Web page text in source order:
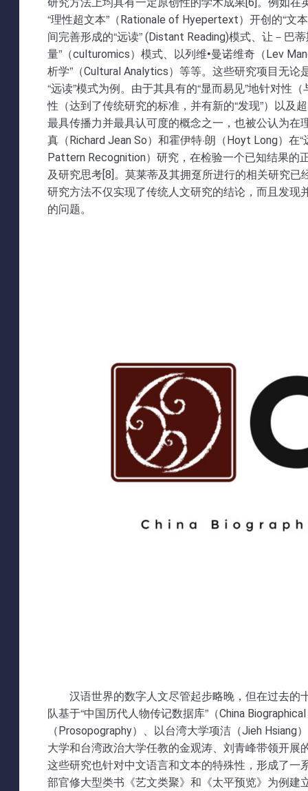
“理性超文本”（Rationale of Hyepertext）开创的“
间完善形成的“远读” (Distant Reading)模式、让－巴
量”（culturomics）模式、以列维•曼诺维奇（Lev
析学”（Cultural Analytics）等等。这些研究项目无
“远读”模式为例。由于其具有的“显而易见”地针对性
性（达到了传统研究的标准，并有新的“发现”）以及
最具传播力并最具认可度的概念之一，也被公认为在
真（Richard Jean So）和霍伊特·朗（Hoyt Long）在
Pattern Recognition）研究，在检验一个已知结果的
及研究思考[8]。莫莱蒂及其拥趸所进行的相关研究
研究方法不仅实现了传统人文研究的结论，而且发
的问题。
汉语世界的数字人文尽管起步略晚，但在过去
队基于“中国历代人物传记数据库”（China
（Prosopography）、以台湾大学项洁（Jieh
大学和台湾政治大学任教的金观涛、刘青峰带领开展
这些研究也针对中文语言和文本的特殊性，形成了
部官修大型类书《艺文类聚》和《太平预览》为例